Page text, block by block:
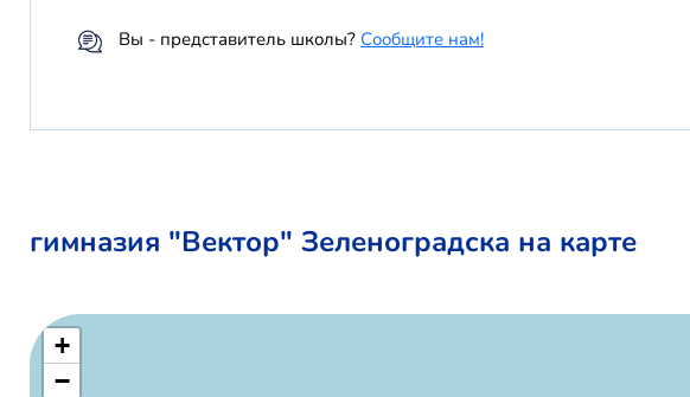
Вы - представитель школы? Сообщите нам!
гимназия "Вектор" Зеленоградска на карте
+
−